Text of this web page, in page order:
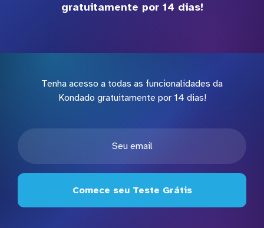
gratuitamente por 14 dias!
Tenha acesso a todas as funcionalidades da
Kondado gratuitamente por 14 dias!
Comece seu Teste Grátis